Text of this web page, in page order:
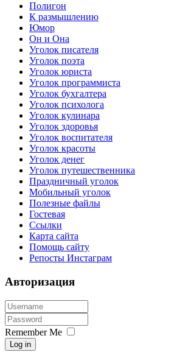
Полигон
К размышлению
Юмор
Он и Она
Уголок писателя
Уголок поэта
Уголок юриста
Уголок программиста
Уголок бухгалтера
Уголок психолога
Уголок кулинара
Уголок здоровья
Уголок воспитателя
Уголок красоты
Уголок денег
Уголок путешественника
Праздничный уголок
Мобильный уголок
Полезные файлы
Гостевая
Ссылки
Карта сайта
Помощь сайту
Репосты Инстаграм
Авторизация
Remember Me
Log in